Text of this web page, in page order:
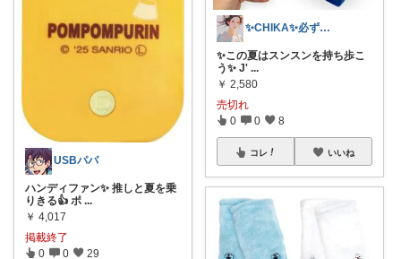
USBパパ
ハンディファン✨ 推しと夏を乗
りきる👍 ポ ...
￥ 4,017
掲載終了
0 0 29
✨️CHIKA✨️必ず経由購入してます⭐
✨️この夏はスンスンを持ち歩こ
う✨️ J' ...
￥ 2,580
売切れ
0 0 8
コレ いいね